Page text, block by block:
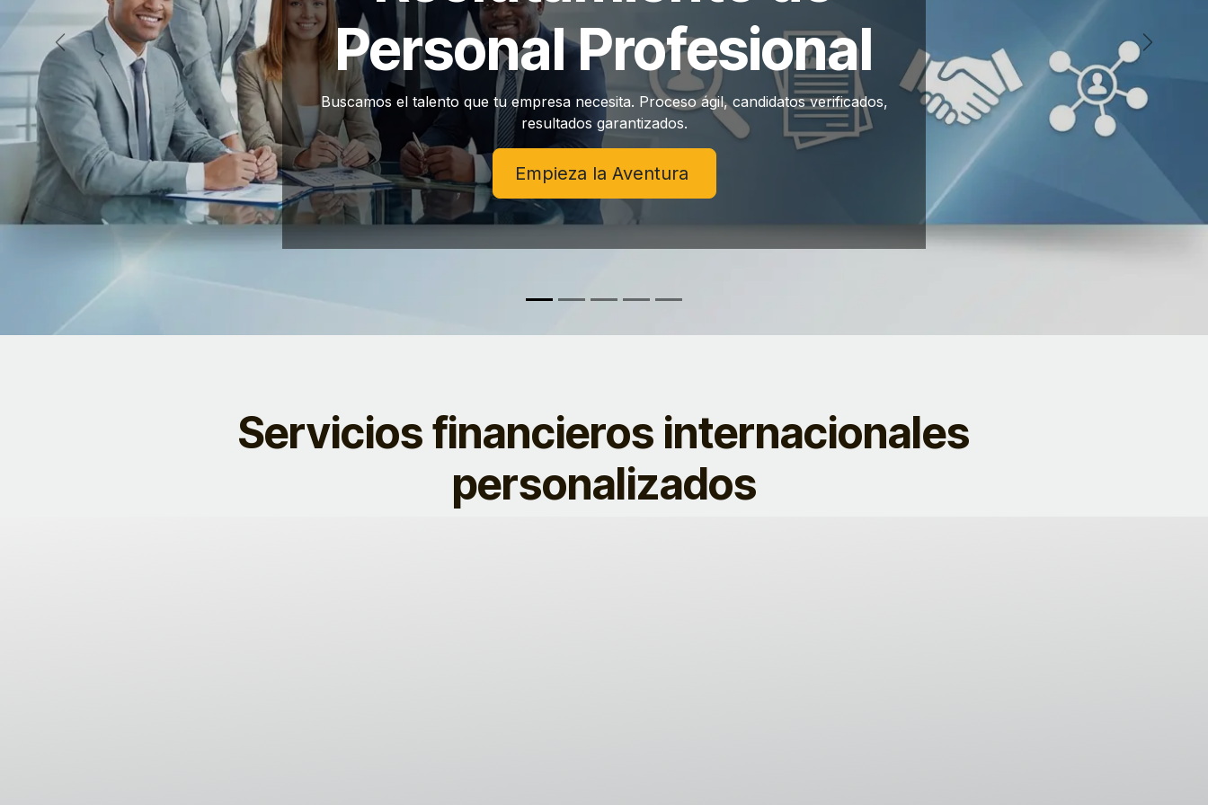
Personal Profesional
Buscamos el talento que tu empresa necesita. Proceso ágil, candidatos verificados,
resultados garantizados.
Empieza la Aventura
Anterior Siguiente
Servicios financieros internacionales
personalizados